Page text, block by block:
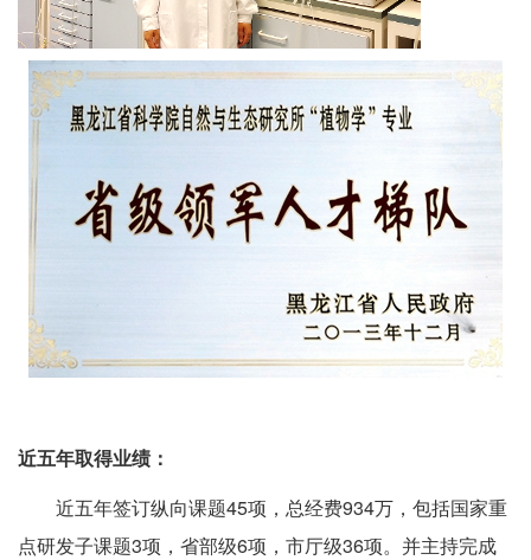
近五年取得业绩：
近五年签订纵向课题45项，总经费934万，包括国家重
点研发子课题3项，省部级6项，市厅级36项。并主持完成